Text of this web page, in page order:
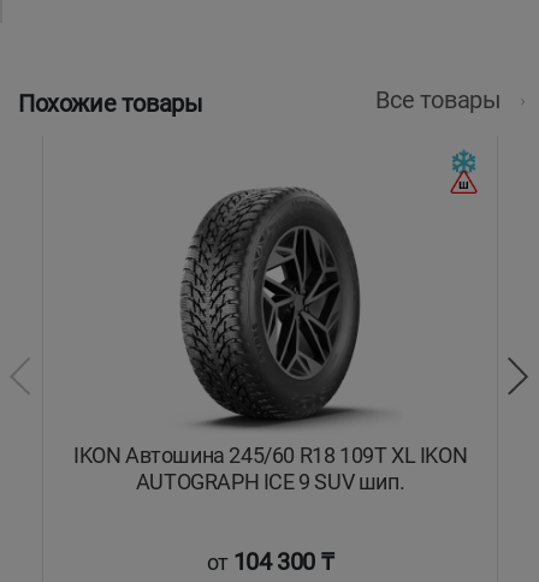
Похожие товары Все товары
IKON Автошина 245/60 R18 109T XL IKON
AUTOGRAPH ICE 9 SUV шип.
от 104 300 ₸